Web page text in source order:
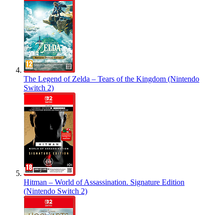
The Legend of Zelda – Tears of the Kingdom (Nintendo
Switch 2)
Hitman – World of Assassination. Signature Edition
(Nintendo Switch 2)